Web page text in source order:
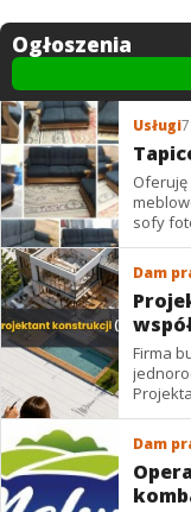
Ogłoszenia
Usługi
Oferuję
Dam
Firma
Projektantów
Stawki...
Dam